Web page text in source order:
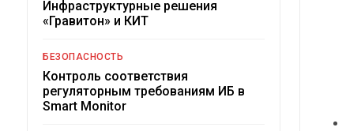
Инфраструктурные решения
«Гравитон» и КИТ
БЕЗОПАСНОСТЬ
Контроль соответствия
регуляторным требованиям ИБ в
Smart Monitor